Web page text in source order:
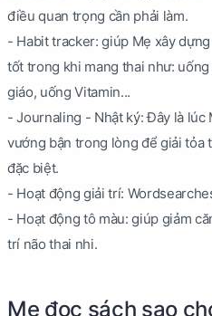
điều quan trọng cần phải làm.
- Habit tracker: giúp Mẹ xây
tốt trong khi mang thai như:
giáo, uống Vitamin...
- Journaling - Nhật ký: Đây là lúc
vướng bận trong lòng để giải tỏa
đặc biệt.
- Hoạt động giải trí:
- Hoạt động tô màu: giúp giảm
trí não thai nhi.
Mẹ đọc sách sao